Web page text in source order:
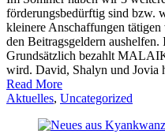
förderungsbedürftig sind bzw.
kleinere Anschaffungen
den Beitragsgeldern
Grundsätzlich bezahlt
wird. David, Shalyn und
Read More
Aktuelles, Uncategorized